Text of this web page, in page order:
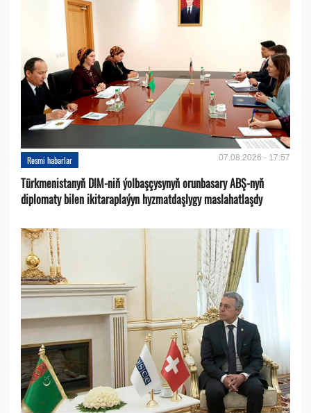
Resmi habarlar 07.08.2026 - 17:57
Türkmenistanyň DIM-niň ýolbaşçysynyň orunbasary ABŞ-nyň
diplomaty bilen ikitaraplaýyn hyzmatdaşlygy maslahatlaşdy